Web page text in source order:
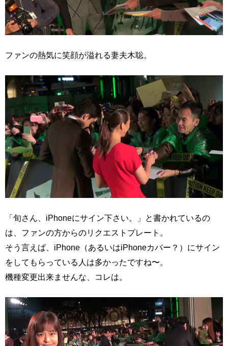
ファンの熱気に笑顔が溢れる妻夫木聡。
「旬さん、iPhoneにサイン下さい。」と書かれているの
は、ファンの方からのリクエストプレート。
そう言えば、iPhone（あるいはiPhoneカバー？）にサイン
をしてもらっている人は多かったですね〜。
機種変更出来ませんな、コレは。